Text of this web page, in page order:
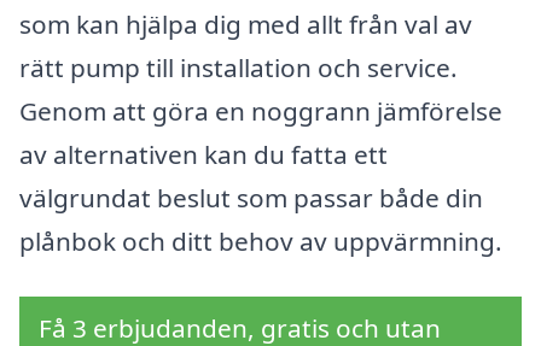
som kan hjälpa dig med allt från val av
rätt pump till installation och service.
Genom att göra en noggrann jämförelse
av alternativen kan du fatta ett
välgrundat beslut som passar både din
plånbok och ditt behov av uppvärmning.
Få 3 erbjudanden, gratis och utan